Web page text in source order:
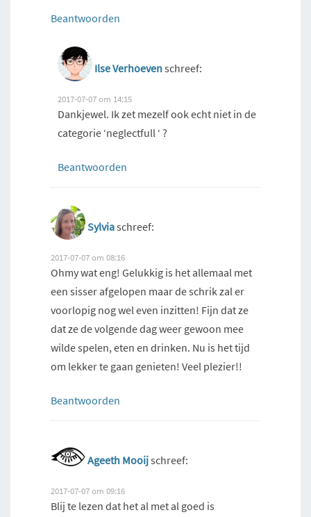
Beantwoorden
Ilse Verhoevenschreef:
2017-07-07 om 14:15
Dankjewel. Ik zet mezelf ook echt niet in de
categorie ‘neglectfull ‘ ?
Beantwoorden
Sylviaschreef:
2017-07-07 om 08:16
Ohmy wat eng! Gelukkig is het allemaal met
een sisser afgelopen maar de schrik zal er
voorlopig nog wel even inzitten! Fijn dat ze
dat ze de volgende dag weer gewoon mee
wilde spelen, eten en drinken. Nu is het tijd
om lekker te gaan genieten! Veel plezier!!
Beantwoorden
Ageeth Mooijschreef:
2017-07-07 om 09:16
Blij te lezen dat het al met al goed is